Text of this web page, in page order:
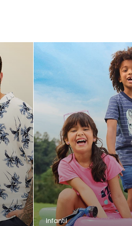
Infantil